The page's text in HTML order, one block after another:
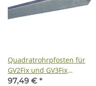
Quadratrohrpfosten für
GV2Fix und GV3Fix
Abtrennungen - zzgl. Fracht
97,49 € *